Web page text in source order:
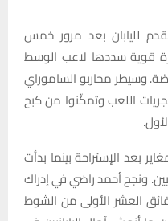
لليابان بعد مرور خمس
قوية سددها لاعب الوسط
وسيطر محاربو الساموراي
اللعب وتمكّنوا من كبح
بعد الإستراحة بينما بدأت
ونجح أحمد راضي في إدراك
العشر الأولى من الشوط